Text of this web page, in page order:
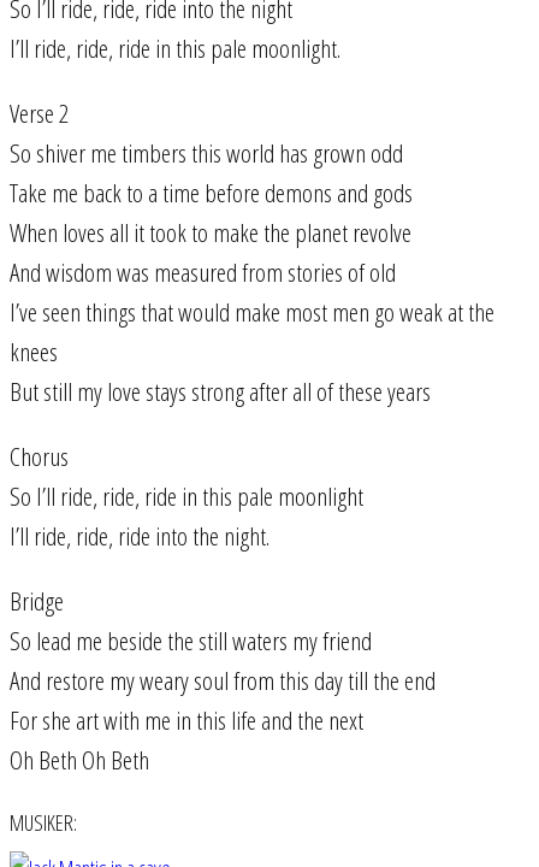
So I’ll ride, ride, ride into the night
I’ll ride, ride, ride in this pale moonlight.
Verse 2
So shiver me timbers this world has grown odd
Take me back to a time before demons and gods
When loves all it took to make the planet revolve
And wisdom was measured from stories of old
I’ve seen things that would make most men go weak at the
knees
But still my love stays strong after all of these years
Chorus
So I’ll ride, ride, ride in this pale moonlight
I’ll ride, ride, ride into the night.
Bridge
So lead me beside the still waters my friend
And restore my weary soul from this day till the end
For she art with me in this life and the next
Oh Beth Oh Beth
MUSIKER: